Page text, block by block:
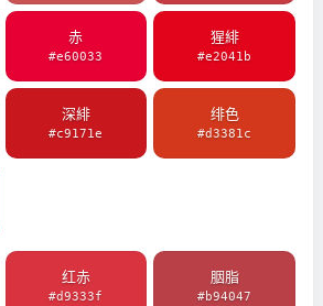
赤
#e60033
猩緋
#e2041b
深緋
#c9171e
绯色
#d3381c
红赤
#d9333f
胭脂
#b94047